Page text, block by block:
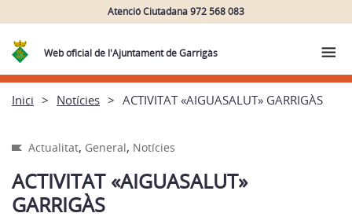
Atenció Ciutadana 972 568 083
Web oficial de l'Ajuntament de Garrigàs
Inici Notícies ACTIVITAT «AIGUASALUT» GARRIGÀS
Actualitat, General, Notícies
ACTIVITAT «AIGUASALUT»
GARRIGÀS